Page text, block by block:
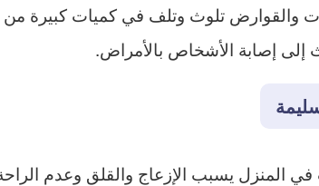
والقوارض تلوث وتلف في كميات كبيرة من
إلى إصابة الأشخاص بالأمراض.
في المنزل يسبب الإزعاج والقلق وعدم